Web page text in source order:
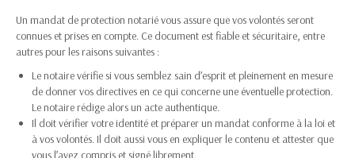
Un mandat de protection notarié vous assure que vos volontés seront
connues et prises en compte. Ce document est fiable et sécuritaire, entre
autres pour les raisons suivantes :
Le notaire vérifie si vous semblez sain d’esprit et pleinement en mesure
de donner vos directives en ce qui concerne une éventuelle protection.
Le notaire rédige alors un acte authentique.
Il doit vérifier votre identité et préparer un mandat conforme à la loi et
à vos volontés. Il doit aussi vous en expliquer le contenu et attester que
vous l’avez compris et signé librement.